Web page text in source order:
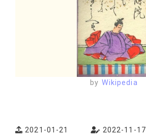
by Wikipedia
2021-01-21 2022-11-17